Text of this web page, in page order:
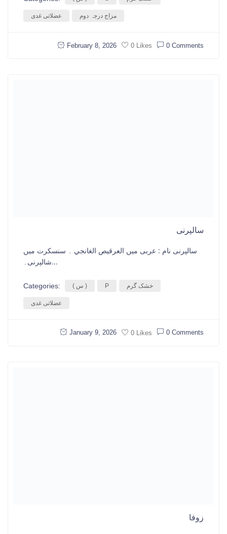
عضلاتی غدی مزاج درجہ دوم
February 8, 2026 0 Likes 0 Comments
سالپرنی
سالپرنی نام : عربی میں العرقيص الغانجي ۔ سنسکرت میں
شالپرنی۔...
Categories: ( س ) P خشک گرم
عضلاتی غدی
January 9, 2026 0 Likes 0 Comments
زوفا